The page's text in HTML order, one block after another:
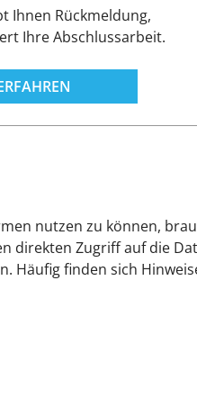
Ihnen Rückmeldung,
Ihre Abschlussarbeit.
nutzen zu können,
direkten Zugriff auf die
Häufig finden sich